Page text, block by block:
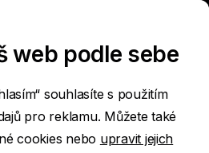
stránek
web podle sebe
souhlasíte s použitím
pro reklamu. Můžete také
cookies nebo upravit jejich